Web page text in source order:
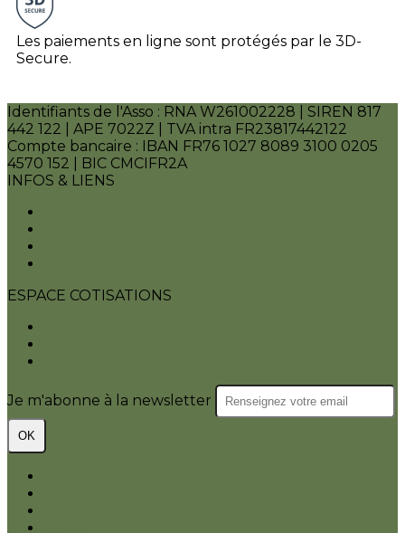
Les paiements en ligne sont protégés par le 3D-
Secure.
Identifiants de l'Asso : RNA W261002228 | SIREN 817
442 122 | APE 7022Z | TVA intra FR23817442122
Compte bancaire : IBAN FR76 1027 8089 3100 0205
4570 152 | BIC CMCIFR2A
INFOS & LIENS
ESPACE COTISATIONS
Je m'abonne à la newsletter
OK